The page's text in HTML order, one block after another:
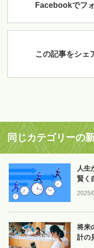
Facebookでフ
この記事をシェ
同じカテゴリーの
2025/
人生
賢く
将来
計の